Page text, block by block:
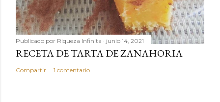
Publicado por Riqueza Infinita junio 14, 2021
RECETA DE TARTA DE ZANAHORIA
Compartir 1 comentario